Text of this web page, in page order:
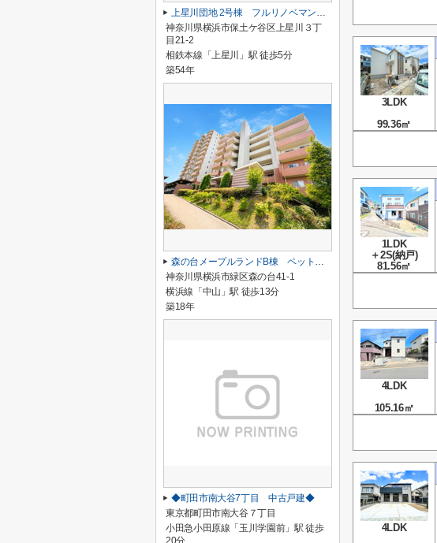
3LDK
99.36㎡
1LDK
＋2S(納戸)
81.56㎡
4LDK
105.16㎡
4LDK
上星川団地 2号棟 フルリノベマンション/上星川駅約6分/周辺商業施設充実
神奈川県横浜市保土ケ谷区上星川３丁
目21-2
相鉄本線「上星川」駅 徒歩5分
築54年
森の台メープルランドB棟 ペット飼育可/専用P・専用庭有/専有スペース110㎡超/中山駅13分/オートロック有
神奈川県横浜市緑区森の台41-1
横浜線「中山」駅 徒歩13分
築18年
◆町田市南大谷7丁目 中古戸建◆
東京都町田市南大谷７丁目
小田急小田原線「玉川学園前」駅 徒歩
20分